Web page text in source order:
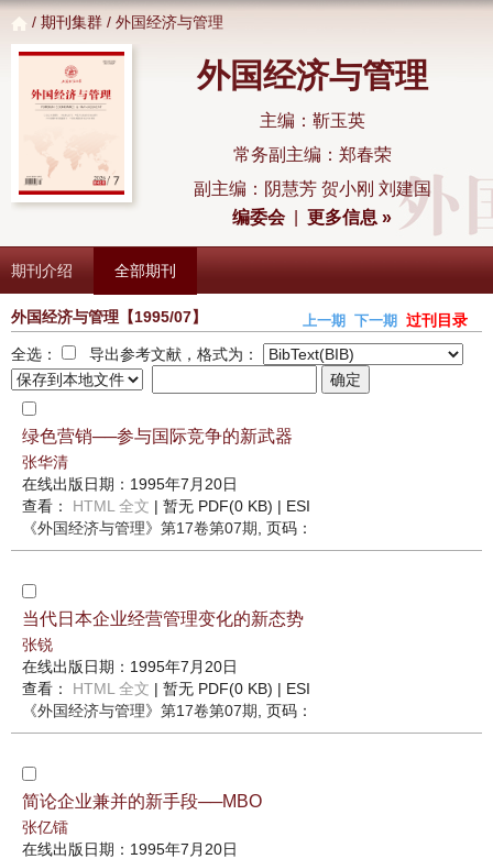
/ 期刊集群 / 外国经济与管理
外国经济与管理
主编：靳玉英
常务副主编：郑春荣
副主编：阴慧芳 贺小刚 刘建国
编委会|更多信息 »
期刊介绍 全部期刊
外国经济与管理 【1995/07】 上一期 下一期
过刊目录
全选：
导出参考文献，格式为：
绿色营销──参与国际竞争的新武器
张华清
在线出版日期：1995年7月20日
查看： HTML 全文 | 暂无 PDF(0 KB) | ESI
《外国经济与管理》 第17卷第07期 , 页码：
当代日本企业经营管理变化的新态势
张锐
在线出版日期：1995年7月20日
查看： HTML 全文 | 暂无 PDF(0 KB) | ESI
《外国经济与管理》 第17卷第07期 , 页码：
简论企业兼并的新手段──MBO
张亿镭
在线出版日期：1995年7月20日